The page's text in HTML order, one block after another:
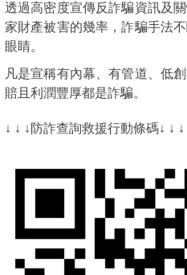
透過高密度宣傳反詐騙資訊及
家財產被害的幾率，詐騙手法
眼睛。
凡是宣稱有內幕、有管道、低
賠且利潤豐厚都是詐騙。
↓ ↓ ↓防詐查詢救援行動條碼↓ ↓ ↓